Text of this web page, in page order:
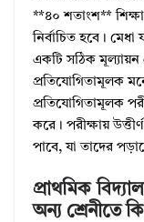
**৪০ শতাংশ**
নির্বাচিত হবে। মেধা
একটি সঠিক মূল্যায়ন
প্রতিযোগিতামূলক
প্রতিযোগিতামূলক
করে। পরীক্ষায়
পাবে, যা তাদের
প্রাথমিক
অন্য শ্রেনীতে